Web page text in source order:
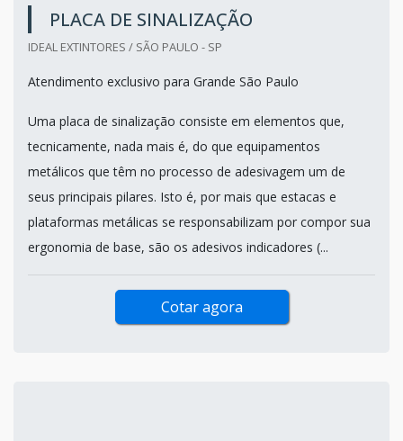
PLACA DE SINALIZAÇÃO
IDEAL EXTINTORES / SÃO PAULO - SP
Atendimento exclusivo para Grande São Paulo
Uma placa de sinalização consiste em elementos que,
tecnicamente, nada mais é, do que equipamentos
metálicos que têm no processo de adesivagem um de
seus principais pilares. Isto é, por mais que estacas e
plataformas metálicas se responsabilizam por compor sua
ergonomia de base, são os adesivos indicadores (...
Cotar agora